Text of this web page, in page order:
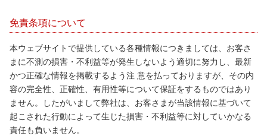
免責条項について
本ウェブサイトで提供している各種情報につきましては、お客さ
まに不測の損害・不利益等が発生しないよう適切に努力し、最新
かつ正確な情報を掲載するよう注 意を払っておりますが、その内
容の完全性、正確性、有用性等について保証をするものではあり
ません。したがいまして弊社は、お客さまが当該情報に基づいて
起こされた行動によって生じた損害・不利益等に対していかなる
責任も負いません。